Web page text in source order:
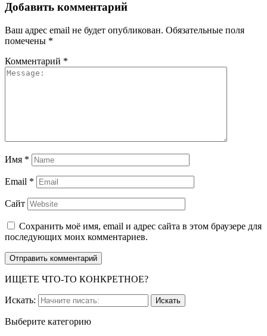
Добавить комментарий
Ваш адрес email не будет опубликован. Обязательные поля
помечены *
Комментарий *
Имя *
Email *
Сайт
Сохранить моё имя, email и адрес сайта в этом браузере для
последующих моих комментариев.
ИЩЕТЕ ЧТО-ТО КОНКРЕТНОЕ?
Искать:
Выберите категорию